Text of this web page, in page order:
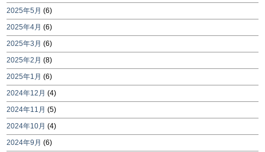
2025年5月 (6)
2025年4月 (6)
2025年3月 (6)
2025年2月 (8)
2025年1月 (6)
2024年12月 (4)
2024年11月 (5)
2024年10月 (4)
2024年9月 (6)